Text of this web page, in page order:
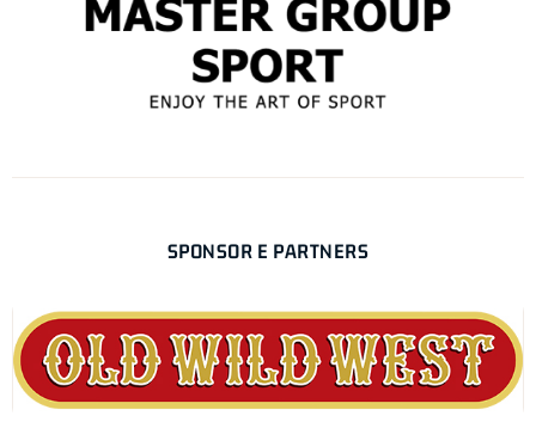
SPONSOR E PARTNERS